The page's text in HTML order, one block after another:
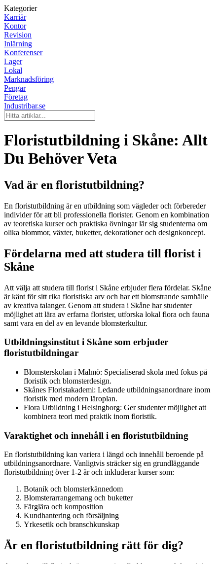
Kategorier
Karriär
Kontor
Revision
Inlärning
Konferenser
Lager
Lokal
Marknadsföring
Pengar
Företag
Industribar.se
Floristutbildning i Skåne: Allt
Du Behöver Veta
Vad är en floristutbildning?
En floristutbildning är en utbildning som vägleder och förbereder
individer för att bli professionella florister. Genom en kombination
av teoretiska kurser och praktiska övningar lär sig studenterna om
olika blommor, växter, buketter, dekorationer och designkoncept.
Fördelarna med att studera till florist i
Skåne
Att välja att studera till florist i Skåne erbjuder flera fördelar. Skåne
är känt för sitt rika floristiska arv och har ett blomstrande samhälle
av kreativa talanger. Genom att studera i Skåne har studenter
möjlighet att lära av erfarna florister, utforska lokal flora och fauna
samt vara en del av en levande blomsterkultur.
Utbildningsinstitut i Skåne som erbjuder
floristutbildningar
Blomsterskolan i Malmö: Specialiserad skola med fokus på
floristik och blomsterdesign.
Skånes Floristakademi: Ledande utbildningsanordnare inom
floristik med modern läroplan.
Flora Utbildning i Helsingborg: Ger studenter möjlighet att
kombinera teori med praktik inom floristik.
Varaktighet och innehåll i en floristutbildning
En floristutbildning kan variera i längd och innehåll beroende på
utbildningsanordnare. Vanligtvis sträcker sig en grundläggande
floristutbildning över 1-2 år och inkluderar kurser som:
Botanik och blomsterkännedom
Blomsterarrangemang och buketter
Färglära och komposition
Kundhantering och försäljning
Yrkesetik och branschkunskap
Är en floristutbildning rätt för dig?